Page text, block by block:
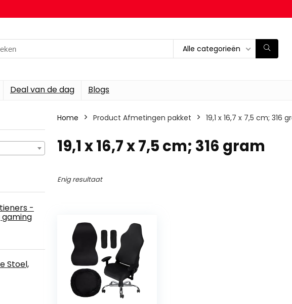
Alle categorieën
Deal van de dag Blogs
-
Stoel,
Home Product Afmetingen pakket ‎19,1 x 16,7 x 7,5 cm; 316
‎19,1 x 16,7 x 7,5 cm; 316 gram
Enig resultaat